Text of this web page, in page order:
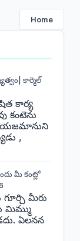
Home
కార్మెల్
కార్య
కంటెను
యజమానుని
,
మీ కంట్లో
మీరు
మిమ్ము
ఏలనన